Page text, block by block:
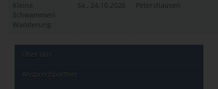
Kleine
Schwammerl-
Wanderung
Sa., 24.10.2026 Petershausen
Über uns
Ansprechpartner